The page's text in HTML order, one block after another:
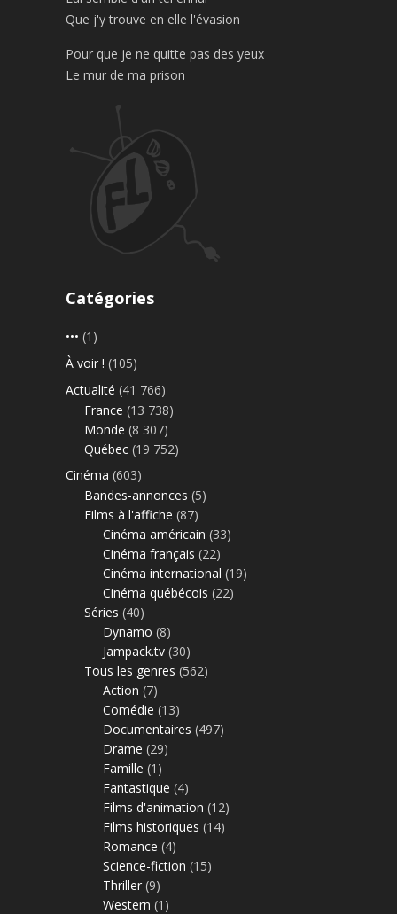
Que j'y trouve en elle l'évasion
Pour que je ne quitte pas des yeux
Le mur de ma prison
Catégories
••• (1)
À voir ! (105)
Actualité (41 766)
France (13 738)
Monde (8 307)
Québec (19 752)
Cinéma (603)
Bandes-annonces (5)
Films à l'affiche (87)
Cinéma américain (33)
Cinéma français (22)
Cinéma international (19)
Cinéma québécois (22)
Séries (40)
Dynamo (8)
Jampack.tv (30)
Tous les genres (562)
Action (7)
Comédie (13)
Documentaires (497)
Drame (29)
Famille (1)
Fantastique (4)
Films d'animation (12)
Films historiques (14)
Romance (4)
Science-fiction (15)
Thriller (9)
Western (1)